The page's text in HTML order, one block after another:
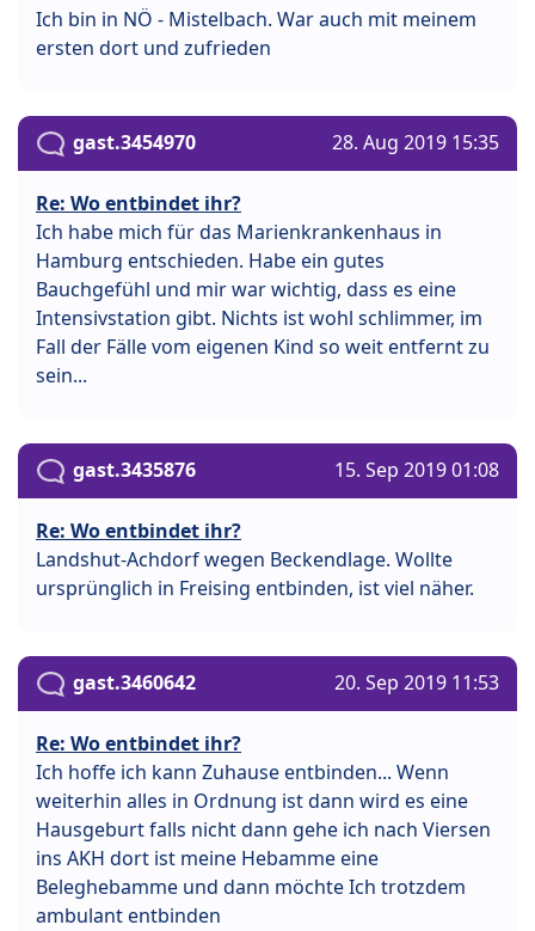
Ich bin in NÖ - Mistelbach. War auch mit meinem
ersten dort und zufrieden
gast.3454970 28. Aug 2019 15:35
Re: Wo entbindet ihr?
Ich habe mich für das Marienkrankenhaus in
Hamburg entschieden. Habe ein gutes
Bauchgefühl und mir war wichtig, dass es eine
Intensivstation gibt. Nichts ist wohl schlimmer, im
Fall der Fälle vom eigenen Kind so weit entfernt zu
sein...
gast.3435876 15. Sep 2019 01:08
Re: Wo entbindet ihr?
Landshut-Achdorf wegen Beckendlage. Wollte
ursprünglich in Freising entbinden, ist viel näher.
gast.3460642 20. Sep 2019 11:53
Re: Wo entbindet ihr?
Ich hoffe ich kann Zuhause entbinden... Wenn
weiterhin alles in Ordnung ist dann wird es eine
Hausgeburt falls nicht dann gehe ich nach Viersen
ins AKH dort ist meine Hebamme eine
Beleghebamme und dann möchte Ich trotzdem
ambulant entbinden